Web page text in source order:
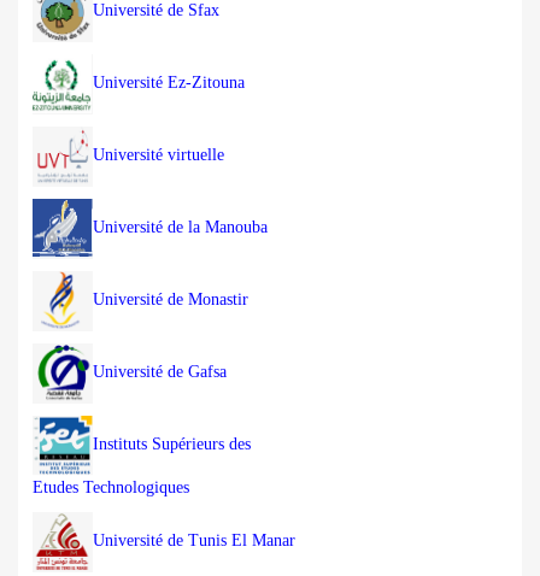
Université de Sfax
Université Ez-Zitouna
Université virtuelle
Université de la Manouba
Université de Monastir
Université de Gafsa
Instituts Supérieurs des
Etudes Technologiques
Université de Tunis El Manar